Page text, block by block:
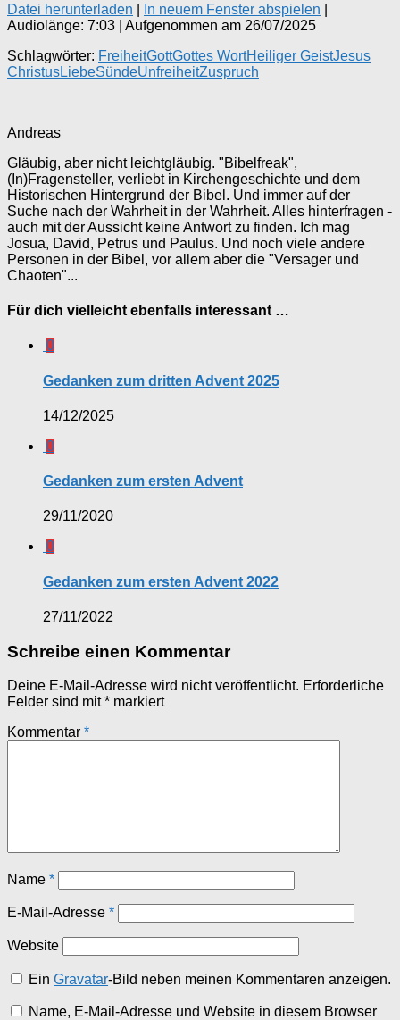
Datei herunterladen In neuem Fenster abspielen
Audiolänge: 7:03
Aufgenommen am 26/07/2025
Schlagwörter: FreiheitGottGottes WortHeiliger GeistJesus
ChristusLiebeSündeUnfreiheitZuspruch
Andreas
Gläubig, aber nicht leichtgläubig. "Bibelfreak",
(In)Fragensteller, verliebt in Kirchengeschichte und dem
Historischen Hintergrund der Bibel. Und immer auf der
Suche nach der Wahrheit in der Wahrheit. Alles hinterfragen -
auch mit der Aussicht keine Antwort zu finden. Ich mag
Josua, David, Petrus und Paulus. Und noch viele andere
Personen in der Bibel, vor allem aber die "Versager und
Chaoten"...
Für dich vielleicht ebenfalls interessant …
0
Gedanken zum dritten Advent 2025
14/12/2025
0
Gedanken zum ersten Advent
29/11/2020
0
Gedanken zum ersten Advent 2022
27/11/2022
Schreibe einen Kommentar
Deine E-Mail-Adresse wird nicht veröffentlicht. Erforderliche
Felder sind mit* markiert
Kommentar *
Name *
E-Mail-Adresse *
Website
EinGravatar-Bild neben meinen Kommentaren anzeigen.
Name, E-Mail-Adresse und Website in diesem Browser